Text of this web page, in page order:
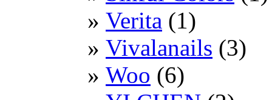
Verita (1)
Vivalanails (3)
Woo (6)